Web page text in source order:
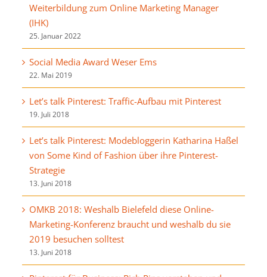
Weiterbildung zum Online Marketing Manager
(IHK)
25. Januar 2022
Social Media Award Weser Ems
22. Mai 2019
Let’s talk Pinterest: Traffic-Aufbau mit Pinterest
19. Juli 2018
Let’s talk Pinterest: Modebloggerin Katharina Haßel
von Some Kind of Fashion über ihre Pinterest-
Strategie
13. Juni 2018
OMKB 2018: Weshalb Bielefeld diese Online-
Marketing-Konferenz braucht und weshalb du sie
2019 besuchen solltest
13. Juni 2018